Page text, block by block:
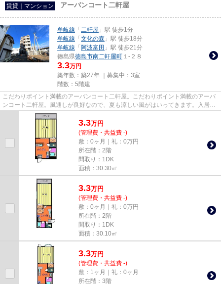
賃貸｜マンション アーバンコート二軒屋
牟岐線 「 二軒屋 」駅 徒歩1分
牟岐線 「 文化の森 」駅 徒歩18分
牟岐線 「 阿波富田 」駅 徒歩21分
徳島県徳島市南二軒屋町 １-２８
3.3万円
築年数：築27年 ｜募集中： 3室
階数：5階建
こだわりポイント満載のアーバンコート二軒屋。こだわりポイント満載のアーバ
ンコート二軒屋。風通しが良好なので、夏も涼しい風がはいってきます。入居の
当日からインターネットが使...
3.3万円
(管理費・共益費 -)
敷：0ヶ月｜礼：0万円
所在階：2階
間取り：1DK
面積：30.30㎡
3.3万円
(管理費・共益費 -)
敷：0ヶ月｜礼：0万円
所在階：2階
間取り：1DK
面積：30.10㎡
3.3万円
(管理費・共益費 -)
敷：1ヶ月｜礼：0ヶ月
所在階：3階